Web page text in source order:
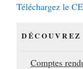
Téléchargez le
Comptes